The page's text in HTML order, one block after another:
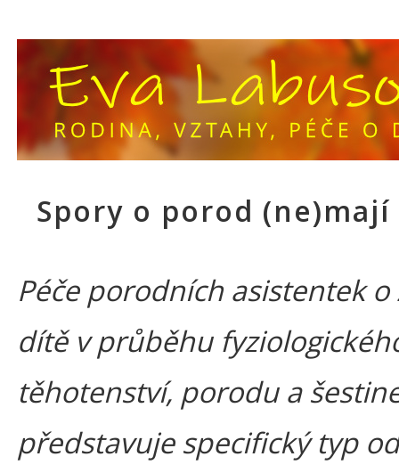
Spory o porod
Péče porodních asistentek o
dítě v průběhu
těhotenství, porodu a
představuje specifický typ